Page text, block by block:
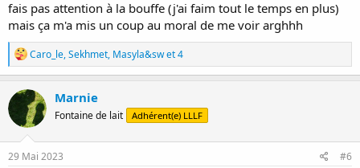
fais pas attention à la bouffe (j'ai faim tout le temps en plus)
mais ça m'a mis un coup au moral de me voir arghhh
R
é
a
c
t
i
o
n
s
Caro_le,Sekhmet, Masyla&swet 4
Marnie
Fontaine de lait Adhérent(e) LLLF
29 Mai 2023 #6